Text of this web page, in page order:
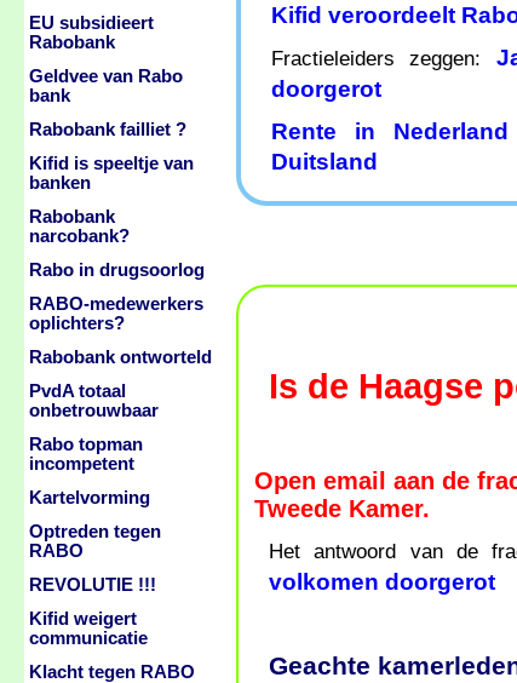
Kifid veroordeelt
Fractieleiders zeggen:
doorgerot
Rente in
Duitsland
Is de Haagse
Open email aan de
Tweede Kamer.
Het antwoord van de
volkomen doorgerot
Geachte
EU subsidieert
Rabobank
Geldvee van Rabo
bank
Rabobank failliet ?
Kifid is speeltje van
banken
Rabobank
narcobank?
Rabo in drugsoorlog
RABO-medewerkers
oplichters?
Rabobank ontworteld
PvdA totaal
onbetrouwbaar
Rabo topman
incompetent
Kartelvorming
Optreden tegen
RABO
REVOLUTIE !!!
Kifid weigert
communicatie
Klacht tegen RABO